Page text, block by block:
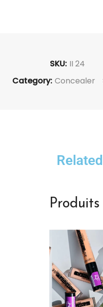
SKU: II 24
Category: Concealer
Produits